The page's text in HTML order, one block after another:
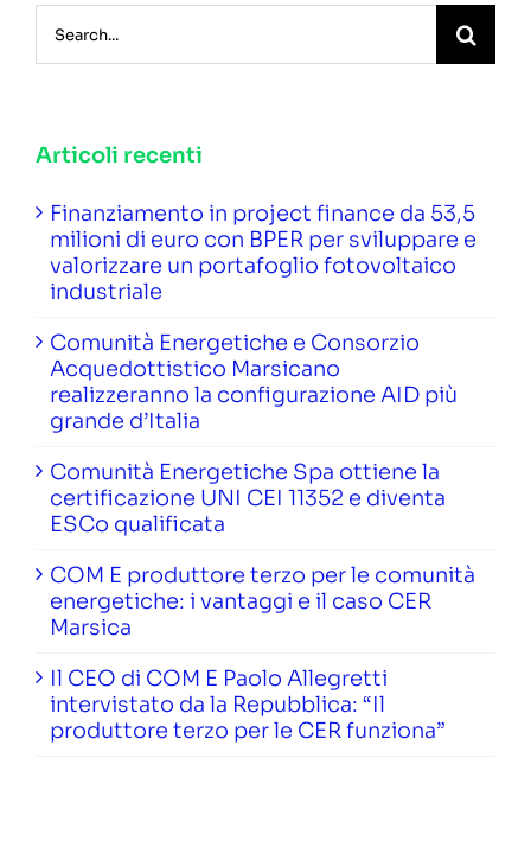
for:
Articoli recenti
Finanziamento in project finance da 53,5
milioni di euro con BPER per sviluppare e
valorizzare un portafoglio fotovoltaico
industriale
Comunità Energetiche e Consorzio
Acquedottistico Marsicano
realizzeranno la configurazione AID più
grande d’Italia
Comunità Energetiche Spa ottiene la
certificazione UNI CEI 11352 e diventa
ESCo qualificata
COM E produttore terzo per le comunità
energetiche: i vantaggi e il caso CER
Marsica
Il CEO di COM E Paolo Allegretti
intervistato da la Repubblica: “Il
produttore terzo per le CER funziona”